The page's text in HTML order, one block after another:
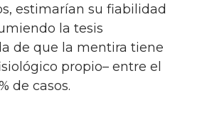
estimarían su fiabilidad
la tesis
de que la mentira tiene
propio– entre el
de casos.